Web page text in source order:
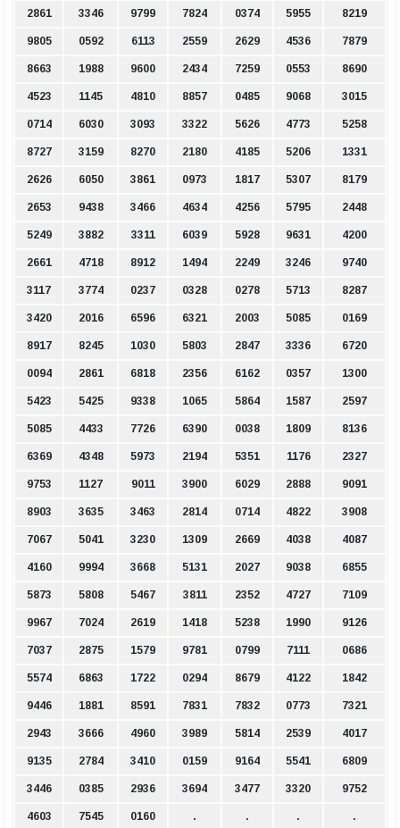
2861 3346 9799 7824 0374 5955 8219
9805 0592 6113 2559 2629 4536 7879
8663 1988 9600 2434 7259 0553 8690
4523 1145 4810 8857 0485 9068 3015
0714 6030 3093 3322 5626 4773 5258
8727 3159 8270 2180 4185 5206 1331
2626 6050 3861 0973 1817 5307 8179
2653 9438 3466 4634 4256 5795 2448
5249 3882 3311 6039 5928 9631 4200
2661 4718 8912 1494 2249 3246 9740
3117 3774 0237 0328 0278 5713 8287
3420 2016 6596 6321 2003 5085 0169
8917 8245 1030 5803 2847 3336 6720
0094 2861 6818 2356 6162 0357 1300
5423 5425 9338 1065 5864 1587 2597
5085 4433 7726 6390 0038 1809 8136
6369 4348 5973 2194 5351 1176 2327
9753 1127 9011 3900 6029 2888 9091
8903 3635 3463 2814 0714 4822 3908
7067 5041 3230 1309 2669 4038 4087
4160 9994 3668 5131 2027 9038 6855
5873 5808 5467 3811 2352 4727 7109
9967 7024 2619 1418 5238 1990 9126
7037 2875 1579 9781 0799 7111 0686
5574 6863 1722 0294 8679 4122 1842
9446 1881 8591 7831 7832 0773 7321
2943 3666 4960 3989 5814 2539 4017
9135 2784 3410 0159 9164 5541 6809
3446 0385 2936 3694 3477 3320 9752
4603 7545 0160 . . . .